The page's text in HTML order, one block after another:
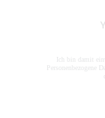
Ich bin damit
Personenbezogene